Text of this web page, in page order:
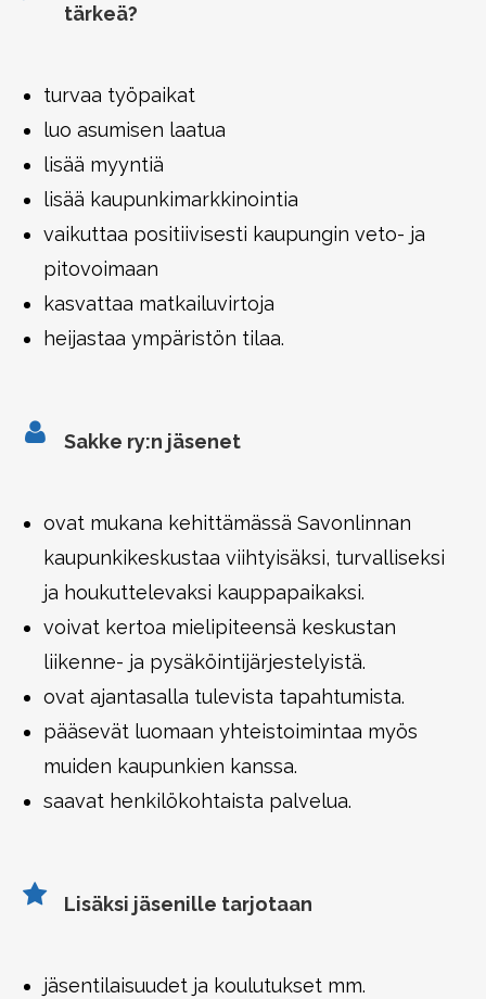
tärkeä?
turvaa työpaikat
luo asumisen laatua
lisää myyntiä
lisää kaupunkimarkkinointia
vaikuttaa positiivisesti kaupungin veto- ja
pitovoimaan
kasvattaa matkailuvirtoja
heijastaa ympäristön tilaa.
Sakke ry:n jäsenet
ovat mukana kehittämässä Savonlinnan
kaupunkikeskustaa viihtyisäksi, turvalliseksi
ja houkuttelevaksi kauppapaikaksi.
voivat kertoa mielipiteensä keskustan
liikenne- ja pysäköintijärjestelyistä.
ovat ajantasalla tulevista tapahtumista.
pääsevät luomaan yhteistoimintaa myös
muiden kaupunkien kanssa.
saavat henkilökohtaista palvelua.
Lisäksi jäsenille tarjotaan
jäsentilaisuudet ja koulutukset mm.